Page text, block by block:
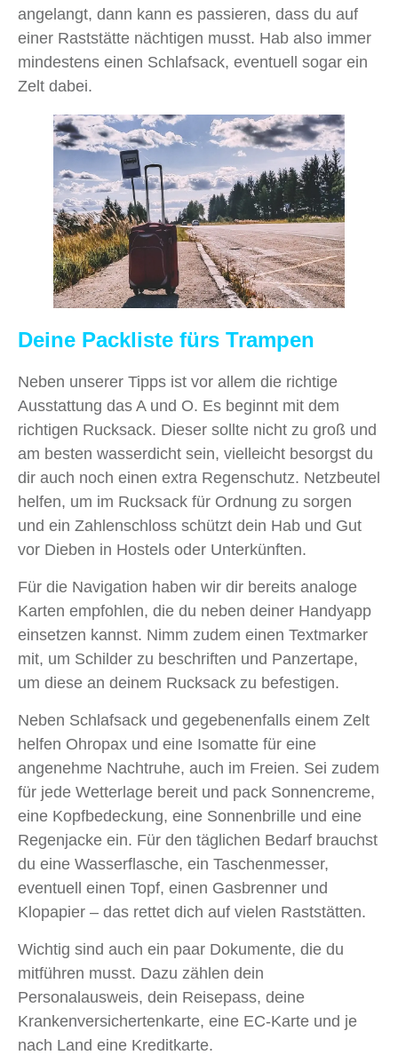
angelangt, dann kann es passieren, dass du auf
einer Raststätte nächtigen musst. Hab also immer
mindestens einen Schlafsack, eventuell sogar ein
Zelt dabei.
Deine Packliste fürs Trampen
Neben unserer Tipps ist vor allem die richtige
Ausstattung das A und O. Es beginnt mit dem
richtigen Rucksack. Dieser sollte nicht zu groß und
am besten wasserdicht sein, vielleicht besorgst du
dir auch noch einen extra Regenschutz. Netzbeutel
helfen, um im Rucksack für Ordnung zu sorgen
und ein Zahlenschloss schützt dein Hab und Gut
vor Dieben in Hostels oder Unterkünften.
Für die Navigation haben wir dir bereits analoge
Karten empfohlen, die du neben deiner Handyapp
einsetzen kannst. Nimm zudem einen Textmarker
mit, um Schilder zu beschriften und Panzertape,
um diese an deinem Rucksack zu befestigen.
Neben Schlafsack und gegebenenfalls einem Zelt
helfen Ohropax und eine Isomatte für eine
angenehme Nachtruhe, auch im Freien. Sei zudem
für jede Wetterlage bereit und pack Sonnencreme,
eine Kopfbedeckung, eine Sonnenbrille und eine
Regenjacke ein. Für den täglichen Bedarf brauchst
du eine Wasserflasche, ein Taschenmesser,
eventuell einen Topf, einen Gasbrenner und
Klopapier – das rettet dich auf vielen Raststätten.
Wichtig sind auch ein paar Dokumente, die du
mitführen musst. Dazu zählen dein
Personalausweis, dein Reisepass, deine
Krankenversichertenkarte, eine EC-Karte und je
nach Land eine Kreditkarte.